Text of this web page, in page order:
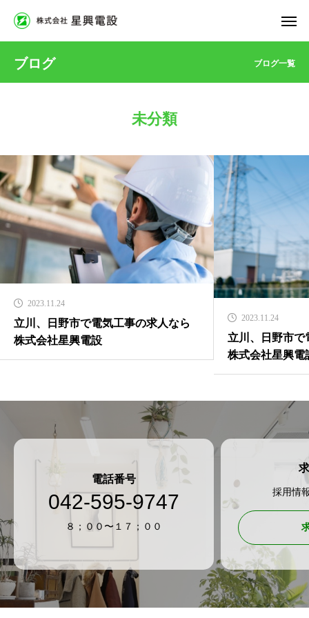
ブログ ブログ一覧
未分類
2023.11.24
立川、日野市で電気工事の求人なら
株式会社星興電設
2023.11.24
立川、日野市で
株式会社星興電
電話番号
042-595-9747
８；００〜１７；００
採用情